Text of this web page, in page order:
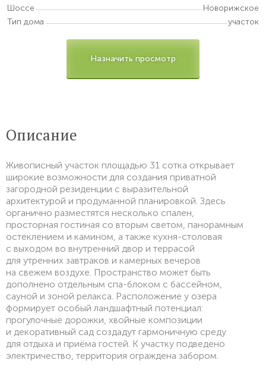
Шоссе
Новорижское
Тип дома
участок
Назначить просмотр
Описание
Живописный участок площадью 31 сотка открывает
широкие возможности для создания приватной
загородной резиденции с выразительной
архитектурой и продуманной планировкой. Здесь
органично разместятся несколько спален,
просторная гостиная со вторым светом, панорамным
остеклением и камином, а также кухня-столовая
с выходом во внутренний двор и террасой
для утренних завтраков и камерных вечеров
на свежем воздухе. Пространство может быть
дополнено отдельным спа-блоком с бассейном,
сауной и зоной релакса. Расположение у озера
формирует особый ландшафтный потенциал:
прогулочные дорожки, хвойные композиции
и декоративный сад создадут гармоничную среду
для отдыха и приёма гостей. К участку подведено
электричество, территория ограждена забором.